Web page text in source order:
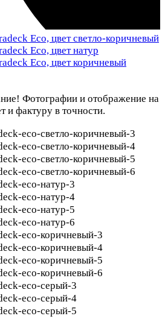
Фотографии и отображение на
и фактуру в точности.
eco-светло-коричневый-3
eco-светло-коричневый-4
eco-светло-коричневый-5
eco-светло-коричневый-6
eco-натур-3
eco-натур-4
eco-натур-5
eco-натур-6
eco-коричневый-3
eco-коричневый-4
eco-коричневый-5
eco-коричневый-6
eco-серый-3
eco-серый-4
eco-серый-5